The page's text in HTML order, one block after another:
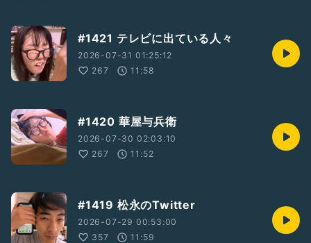
#1421 テレビに出ている人々
2026-07-31 01:25:12
267
11:58
#1420 華屋与兵衛
2026-07-30 02:03:10
267
11:52
#1419 松永のTwitter
2026-07-29 00:53:00
357
11:59